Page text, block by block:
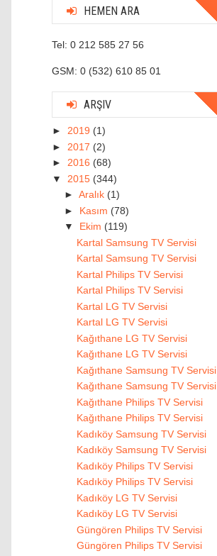
HEMEN ARA
Tel: 0 212 585 27 56
GSM: 0 (532) 610 85 01
ARŞIV
► 2019 (1)
► 2017 (2)
► 2016 (68)
▼ 2015 (344)
► Aralık (1)
► Kasım (78)
▼ Ekim (119)
Kartal Samsung TV Servisi
Kartal Samsung TV Servisi
Kartal Philips TV Servisi
Kartal Philips TV Servisi
Kartal LG TV Servisi
Kartal LG TV Servisi
Kağıthane LG TV Servisi
Kağıthane LG TV Servisi
Kağıthane Samsung TV Servisi
Kağıthane Samsung TV Servisi
Kağıthane Philips TV Servisi
Kağıthane Philips TV Servisi
Kadıköy Samsung TV Servisi
Kadıköy Samsung TV Servisi
Kadıköy Philips TV Servisi
Kadıköy Philips TV Servisi
Kadıköy LG TV Servisi
Kadıköy LG TV Servisi
Güngören Philips TV Servisi
Güngören Philips TV Servisi